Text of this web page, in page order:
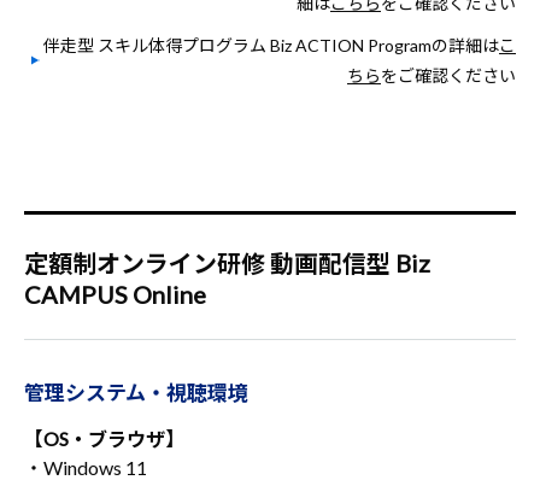
伴走型 スキル体得プログラム Biz ACTION Programの詳細はこ
ちらをご確認ください
定額制オンライン研修 動画配信型 Biz
CAMPUS Online
管理システム・視聴環境
【OS・ブラウザ】
・Windows 11